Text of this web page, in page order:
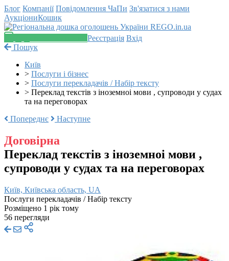
Блог Компанії Повідомлення ЧаПи Зв'язатися з нами
АукціониКошик
Реєстрація Вхід
Пошук
Київ
> Послуги і бізнес
> Послуги перекладачів / Набір тексту
> Переклад текстів з іноземноі мови , супроводи у судах
та на переговорах
Попереднє
Наступне
Договірна
Переклад текстів з іноземноі мови ,
супроводи у судах та на переговорах
Київ, Київська область, UA
Послуги перекладачів / Набір тексту
Розміщено 1 рік тому
56 перегляди